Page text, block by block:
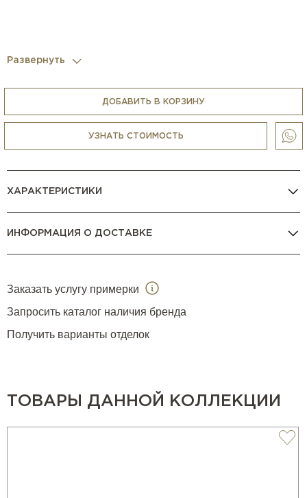
Развернуть
ДОБАВИТЬ В КОРЗИНУ
УЗНАТЬ СТОИМОСТЬ
ХАРАКТЕРИСТИКИ
ИНФОРМАЦИЯ О ДОСТАВКЕ
Заказать услугу примерки
Запросить каталог наличия бренда
Получить варианты отделок
ТОВАРЫ ДАННОЙ КОЛЛЕКЦИИ